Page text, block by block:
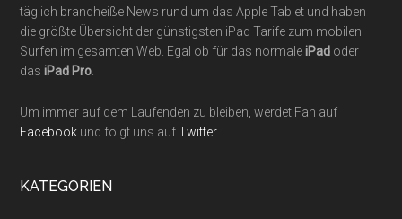
täglich brandheiße News rund um das Apple Tablet und haben
die größte Übersicht der günstigsten iPad Tarife zum mobilen
Surfen im gesamten Web. Egal ob für das normaleiPad oder
dasiPad Pro
Um immer auf dem Laufenden zu bleiben, werdet Fan auf
Facebook und folgt uns aufTwitter.
KATEGORIEN